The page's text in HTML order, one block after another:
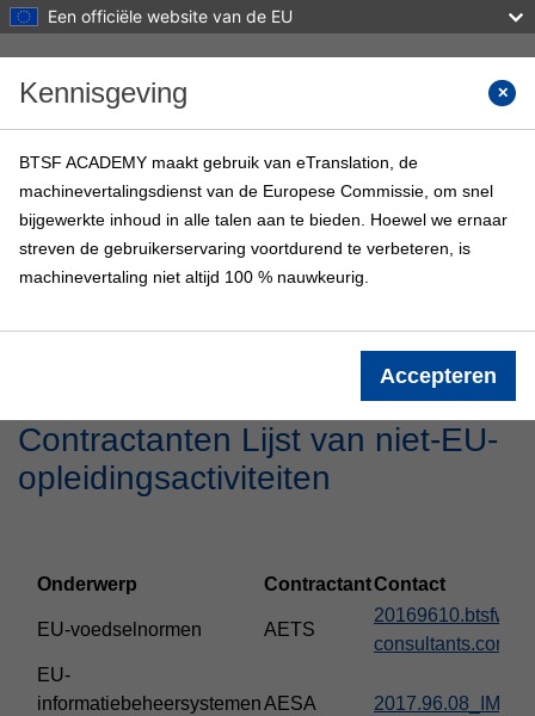
Een officiële website van de EU
BTSF ACADEMY
Startpagina BTSF-cursussen Info
Contractanten Lijst van niet-EU-
opleidingsactiviteiten
Onderwerp
ContractantContact
EU-voedselnormen AETS
consultants.com
EU-
informatiebeheersystemenAESA
Kennisgeving
BTSF ACADEMY maakt gebruik van eTranslation, de
machinevertalingsdienst van de Europese Commissie, om snel
bijgewerkte inhoud in alle talen aan te bieden. Hoewel we ernaar
streven de gebruikerservaring voortdurend te verbeteren, is
machinevertaling niet altijd 100 % nauwkeurig.
Accepteren